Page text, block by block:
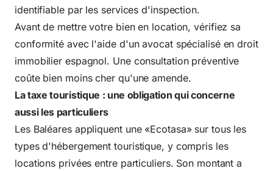
identifiable par les services d'inspection.
Avant de mettre votre bien en location, vérifiez sa
conformité avec l'aide d'un avocat spécialisé en droit
immobilier espagnol. Une consultation préventive
coûte bien moins cher qu'une amende.
La taxe touristique : une obligation qui concerne
aussi les particuliers
Les Baléares appliquent une «Ecotasa» sur tous les
types d'hébergement touristique, y compris les
locations privées entre particuliers. Son montant a